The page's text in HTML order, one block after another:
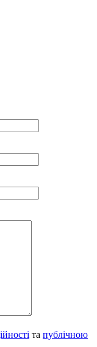
та публічною